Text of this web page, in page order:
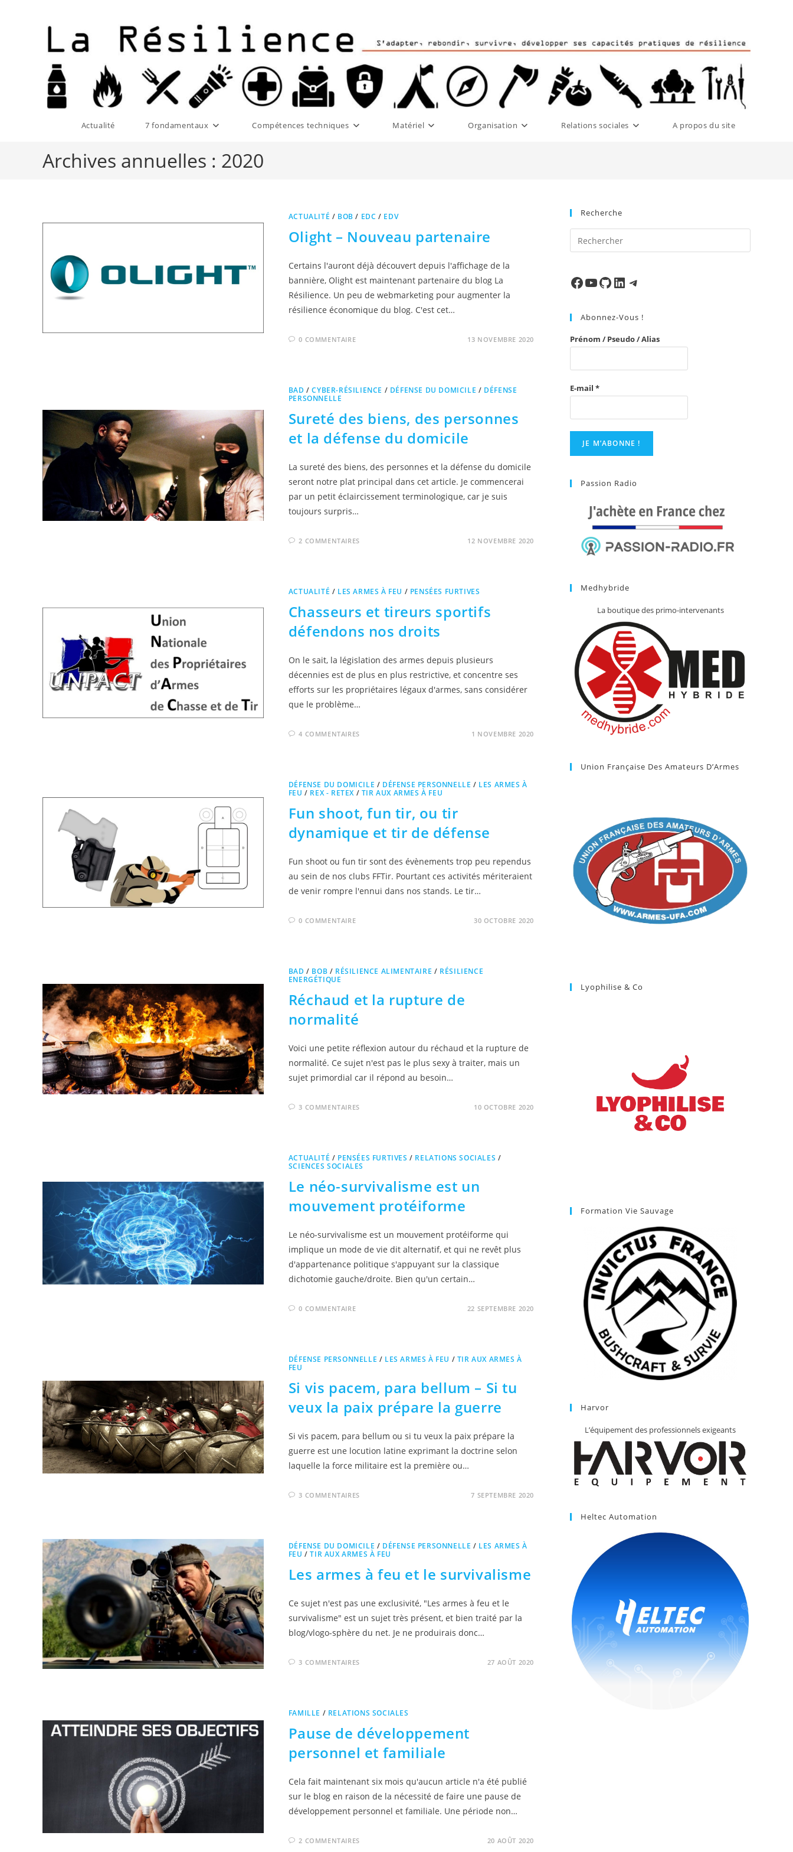
Actualité 7 fondamentaux Compétences techniques Matériel Organisation Relations sociales A propos du site
Archives annuelles : 2020
ACTUALITÉ / BOB / EDC / EDV
Olight – Nouveau partenaire
Certains l'auront déjà découvert depuis l'affichage de la
bannière, Olight est maintenant partenaire du blog La
Résilience. Un peu de webmarketing pour augmenter la
résilience économique du blog. C'est cet…
0 COMMENTAIRE 13 NOVEMBRE 2020
BAD /CYBER-RÉSILIENCE / DÉFENSE DU DOMICILE / DÉFENSE
PERSONNELLE
Sureté des biens, des personnes
et la défense du domicile
La sureté des biens, des personnes et la défense du domicile
seront notre plat principal dans cet article. Je commencerai
par un petit éclaircissement terminologique, car je suis
toujours surpris…
2 COMMENTAIRES 12 NOVEMBRE 2020
ACTUALITÉ / LES ARMES À FEU / PENSÉES FURTIVES
Chasseurs et tireurs sportifs
défendons nos droits
On le sait, la législation des armes depuis plusieurs
décennies est de plus en plus restrictive, et concentre ses
efforts sur les propriétaires légaux d'armes, sans considérer
que le problème…
4 COMMENTAIRES 1 NOVEMBRE 2020
DÉFENSE DU DOMICILE / DÉFENSE PERSONNELLE / LES ARMES À
FEU / REX - RETEX / TIR AUX ARMES À FEU
Fun shoot, fun tir, ou tir
dynamique et tir de défense
Fun shoot ou fun tir sont des évènements trop peu rependus
au sein de nos clubs FFTir. Pourtant ces activités mériteraient
de venir rompre l'ennui dans nos stands. Le tir…
0 COMMENTAIRE 30 OCTOBRE 2020
BAD / BOB / RÉSILIENCE ALIMENTAIRE / RÉSILIENCE
ENERGÉTIQUE
Réchaud et la rupture de
normalité
Voici une petite réflexion autour du réchaud et la rupture de
normalité. Ce sujet n'est pas le plus sexy à traiter, mais un
sujet primordial car il répond au besoin…
3 COMMENTAIRES 10 OCTOBRE 2020
ACTUALITÉ / PENSÉES FURTIVES / RELATIONS SOCIALES /
SCIENCES SOCIALES
Le néo-survivalisme est un
mouvement protéiforme
Le néo-survivalisme est un mouvement protéiforme qui
implique un mode de vie dit alternatif, et qui ne revêt plus
d'appartenance politique s'appuyant sur la classique
dichotomie gauche/droite. Bien qu'un certain…
0 COMMENTAIRE 22 SEPTEMBRE 2020
DÉFENSE PERSONNELLE / LES ARMES À FEU / TIR AUX ARMES À
FEU
Si vis pacem, para bellum – Si tu
veux la paix prépare la guerre
Si vis pacem, para bellum ou si tu veux la paix prépare la
guerre est une locution latine exprimant la doctrine selon
laquelle la force militaire est la première ou…
3 COMMENTAIRES 7 SEPTEMBRE 2020
DÉFENSE DU DOMICILE / DÉFENSE PERSONNELLE / LES ARMES À
FEU /TIR AUX ARMES À FEU
Les armes à feu et le survivalisme
Ce sujet n'est pas une exclusivité, "Les armes à feu et le
survivalisme" est un sujet très présent, et bien traité par la
blog/vlogo-sphère du net. Je ne produirais donc…
3 COMMENTAIRES 27 AOÛT 2020
FAMILLE / RELATIONS SOCIALES
Pause de développement
personnel et familiale
Cela fait maintenant six mois qu'aucun article n'a été publié
sur le blog en raison de la nécessité de faire une pause de
développement personnel et familiale. Une période non…
2 COMMENTAIRES 20 AOÛT 2020
Recherche
Escape
Facebook
Ma chaineMon Repo GithubLinkedInTelegram
Abonnez-Vous !
Prénom / Pseudo / Alias
E-mail *
Passion Radio
Medhybride
La boutique des primo-intervenants
Union Française Des Amateurs D’Armes
Lyophilise & Co
Formation Vie Sauvage
Harvor
L’équipement des professionnels exigeants
Heltec Automation